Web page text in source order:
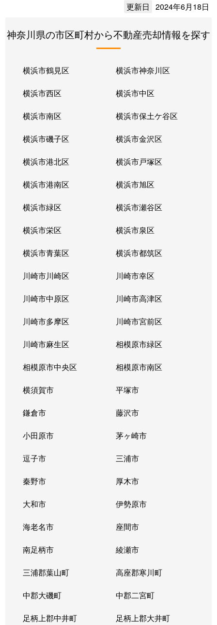
更新日 2024年6月18日
神奈川県の市区町村から不動産売却情報を探す
横浜市鶴見区 横浜市神奈川区
横浜市西区 横浜市中区
横浜市南区 横浜市保土ケ谷区
横浜市磯子区 横浜市金沢区
横浜市港北区 横浜市戸塚区
横浜市港南区 横浜市旭区
横浜市緑区 横浜市瀬谷区
横浜市栄区 横浜市泉区
横浜市青葉区 横浜市都筑区
川崎市川崎区 川崎市幸区
川崎市中原区 川崎市高津区
川崎市多摩区 川崎市宮前区
川崎市麻生区 相模原市緑区
相模原市中央区 相模原市南区
横須賀市 平塚市
鎌倉市 藤沢市
小田原市 茅ヶ崎市
逗子市 三浦市
秦野市 厚木市
大和市 伊勢原市
海老名市 座間市
南足柄市 綾瀬市
三浦郡葉山町 高座郡寒川町
中郡大磯町 中郡二宮町
足柄上郡中井町 足柄上郡大井町